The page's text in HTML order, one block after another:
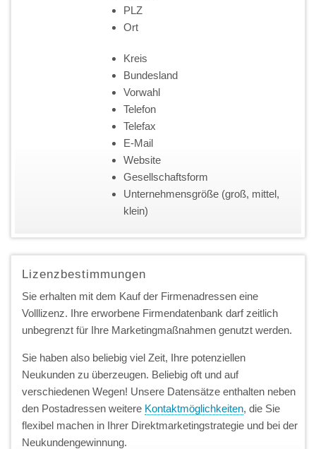
PLZ
Ort
Kreis
Bundesland
Vorwahl
Telefon
Telefax
E-Mail
Website
Gesellschaftsform
Unternehmensgröße (groß, mittel,
klein)
Lizenzbestimmungen
Sie erhalten mit dem Kauf der Firmenadressen eine
Volllizenz. Ihre erworbene Firmendatenbank darf zeitlich
unbegrenzt für Ihre Marketingmaßnahmen genutzt werden.
Sie haben also beliebig viel Zeit, Ihre potenziellen
Neukunden zu überzeugen. Beliebig oft und auf
verschiedenen Wegen! Unsere Datensätze enthalten neben
den Postadressen weitere Kontaktmöglichkeiten, die Sie
flexibel machen in Ihrer Direktmarketingstrategie und bei der
Neukundengewinnung.